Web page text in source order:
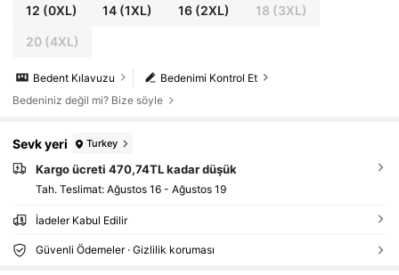
12 (0XL) 14 (1XL) 16(2XL) 18 (3XL)
20(4XL)
Bedenimi Kontrol Et
Bedent Kılavuzu
Bedeniniz değil mi? Bize söyle
Sevk yeri Turkey
Kargo ücreti 470,74TL kadar düşük
Tah. Teslimat: Ağustos 16 - Ağustos 19
İadeler Kabul Edilir
Güvenli Ödemeler · Gizlilik koruması